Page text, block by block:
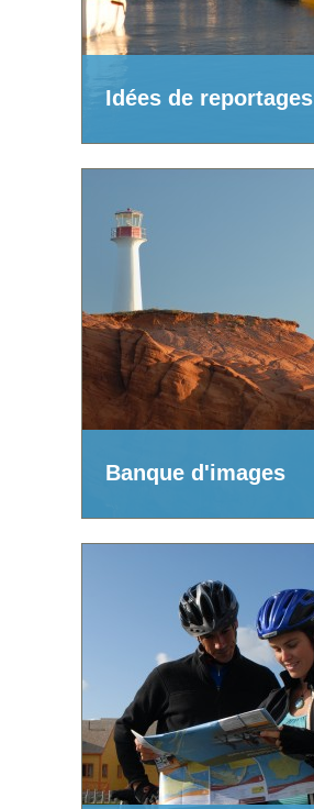
Idées de reportages
Banque d'images